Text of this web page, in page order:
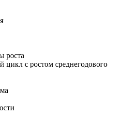
роста
с ростом среднегодового